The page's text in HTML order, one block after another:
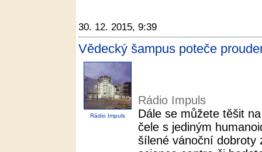
30. 12. 2015, 9:39
Vědecký šampus poteče
Rádio Impuls
Rádio Impuls
Dále se můžete těšit
čele s jediným
šílené vánoční dobroty